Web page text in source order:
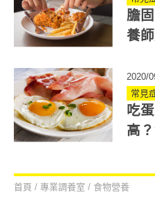
膽
養師
2020/
常見
吃
高
首頁 / 專業調養室 / 食物營養